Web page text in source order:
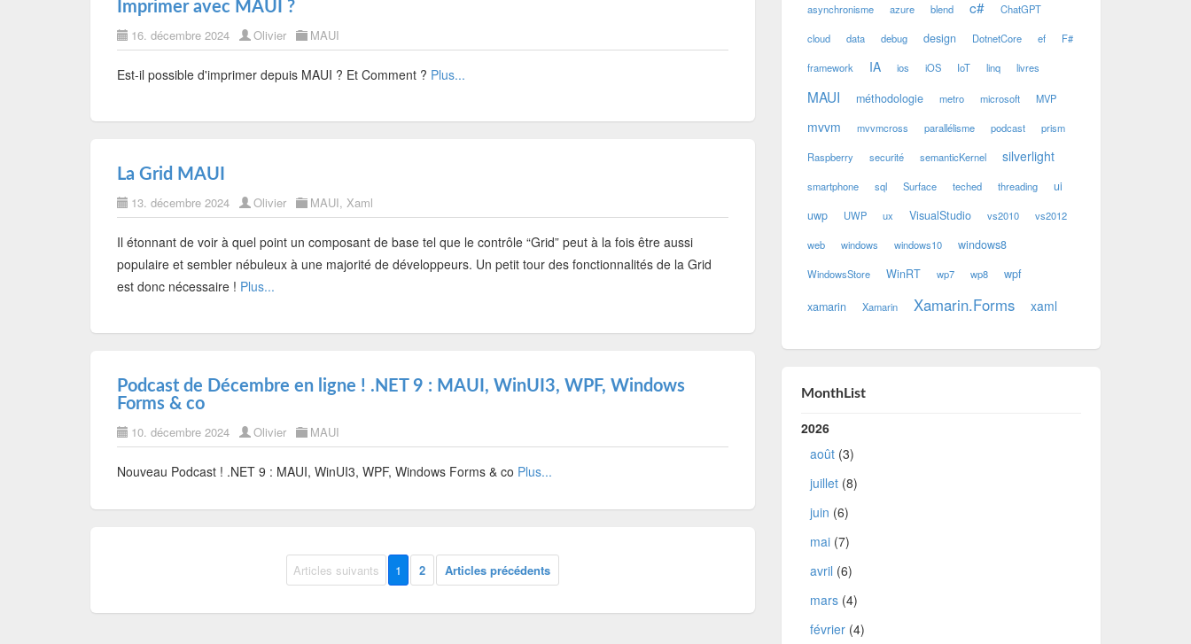
Imprimer avec MAUI ?
16. décembre 2024 Olivier MAUI
Est-il possible d'imprimer depuis MAUI ? Et Comment ? Plus...
La Grid MAUI
13. décembre 2024 Olivier MAUI, Xaml
Il étonnant de voir à quel point un composant de base tel que le contrôle “Grid” peut à la fois être aussi
populaire et sembler nébuleux à une majorité de développeurs. Un petit tour des fonctionnalités de la Grid
est donc nécessaire ! Plus...
Podcast de Décembre en ligne ! .NET 9 : MAUI, WinUI3, WPF, Windows
Forms & co
10. décembre 2024 Olivier MAUI
Nouveau Podcast ! .NET 9 : MAUI, WinUI3, WPF, Windows Forms & co Plus...
Articles suivants 1 2 Articles précédents
asynchronisme azure blend c# ChatGPT
cloud data debug design DotnetCore ef F#
framework IA ios iOS IoT linq livres
MAUI méthodologie metro microsoft MVP
mvvm mvvmcross parallélisme podcast prism
Raspberry securité semanticKernel silverlight
smartphone sql Surface teched threading
ui
uwp
UWP ux VisualStudio vs2010 vs2012
web windows windows10 windows8
WindowsStore WinRT wp7 wp8 wpf
xamarin Xamarin Xamarin.Forms xaml
MonthList
2026
août(3)
juillet(8)
juin (6)
mai(7)
avril (6)
mars(4)
février(4)